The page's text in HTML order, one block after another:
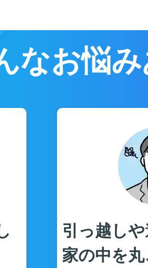
なお悩
引っ越しや
家の中を